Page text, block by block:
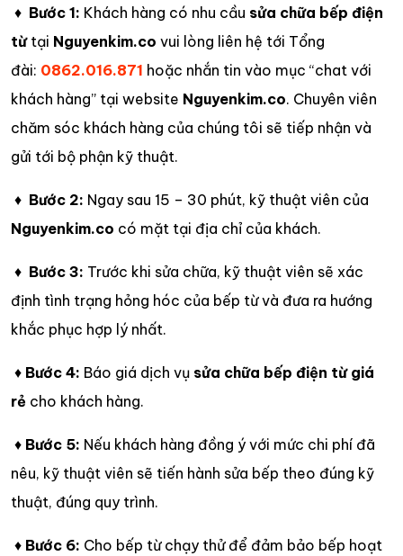
♦ Bước 1: Khách hàng có nhu cầu sửa chữa bếp điện
từtại Nguyenkim.co vui lòng liên hệ tới Tổng
đài: 0862.016.871 hoặc nhắn tin vào mục “chat với
khách hàng” tại website Nguyenkim.co. Chuyên viên
chăm sóc khách hàng của chúng tôi sẽ tiếp nhận và
gửi tới bộ phận kỹ thuật.
♦ Bước 2: Ngay sau 15 – 30 phút, kỹ thuật viên của
Nguyenkim.co có mặt tại địa chỉ của khách.
♦ Bước 3: Trước khi sửa chữa, kỹ thuật viên sẽ xác
định tình trạng hỏng hóc của bếp từ và đưa ra hướng
khắc phục hợp lý nhất.
♦ Bước 4: Báo giá dịch vụ sửa chữa bếp điện từ giá
rẻ cho khách hàng.
♦ Bước 5: Nếu khách hàng đồng ý với mức chi phí đã
nêu, kỹ thuật viên sẽ tiến hành sửa bếp theo đúng kỹ
thuật, đúng quy trình.
♦ Bước 6: Cho bếp từ chạy thử để đảm bảo bếp hoạt